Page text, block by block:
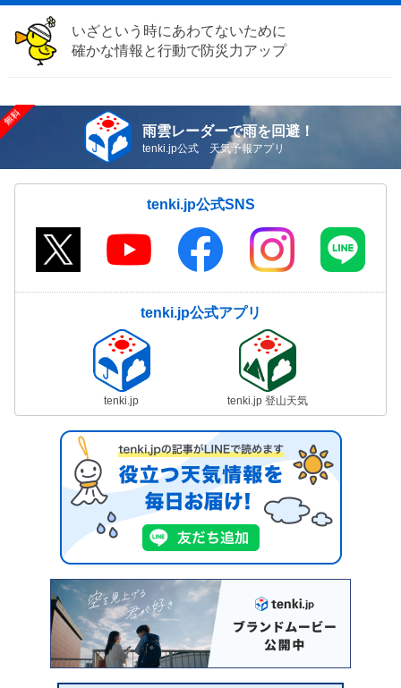
いざという時にあわてないために
確かな情報と行動で防災力アップ
雨雲レーダーで雨を回避！
tenki.jp公式 天気予報アプリ
tenki.jp公式SNS
tenki.jp公式アプリ
tenki.jp tenki.jp 登山天気